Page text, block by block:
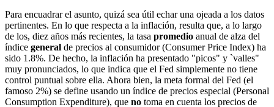
Para encuadrar el asunto, quizá sea útil echar una ojeada a los datos
pertinentes. En lo que respecta a la inflación, resulta que, a lo largo
de los, diez años más recientes, la tasa promedio anual de alza del
índice general de precios al consumidor (Consumer Price Index) ha
sido 1.8%. De hecho, la inflación ha presentado "picos" y `valles"
muy pronunciados, lo que indica que el Fed simplemente no tiene
control puntual sobre ella. Ahora bien, la meta formal del Fed (el
famoso 2%) se define usando un índice de precios especial (Personal
Consumption Expenditure), que no toma en cuenta los precios de